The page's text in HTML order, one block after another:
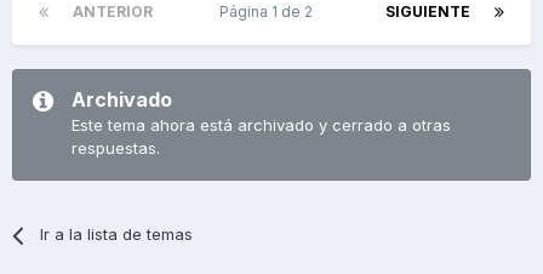
ANTERIOR SIGUIENTE
Página 1 de 2
Archivado
Este tema ahora está archivado y cerrado a otras
respuestas.
Ir a la lista de temas